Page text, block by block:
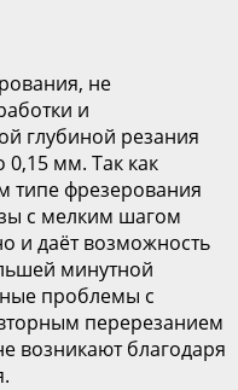
не
и
глубиной резания
0,15 мм. Так как
типе фрезерования
с мелким шагом
и даёт возможность
минутной
проблемы с
перерезанием
возникают благодаря